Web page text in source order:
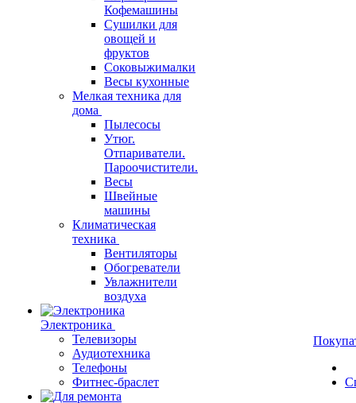
Кофемашины
Сушилки для
овощей и
фруктов
Соковыжималки
Весы кухонные
Мелкая техника для
дома
Пылесосы
Утюг.
Отпариватели.
Пароочистители.
Весы
Швейные
машины
Климатическая
техника
Вентиляторы
Обогреватели
Увлажнители
воздуха
Электроника
Телевизоры
Аудиотехника
Телефоны
Фитнес-браслет